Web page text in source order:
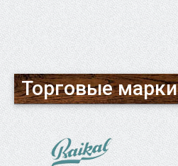
Торговые марки